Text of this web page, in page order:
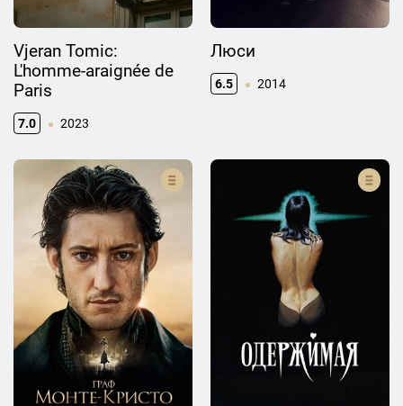
Vjeran Tomic:
L'homme-araignée de
Paris
7.0 2023
Люси
6.5 2014